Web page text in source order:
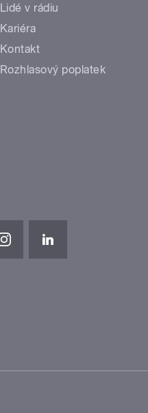
Lidé v rádiu
Kariéra
Kontakt
Rozhlasový poplatek